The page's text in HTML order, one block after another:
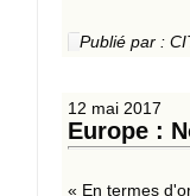
Publié par :
12 mai 2017
Europe :
« En termes